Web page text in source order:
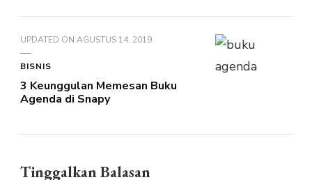
UPDATED ON AGUSTUS 14, 2019
BISNIS
3 Keunggulan Memesan Buku
Agenda di Snapy
Tinggalkan Balasan